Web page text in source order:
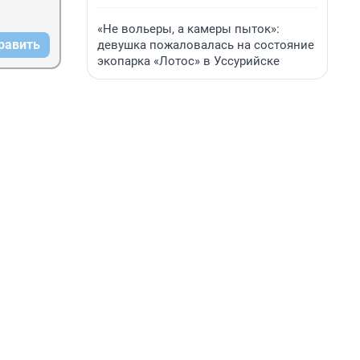
«Не вольеры, а камеры пыток»:
девушка пожаловалась на состояние
экопарка «Лотос» в Уссурийске